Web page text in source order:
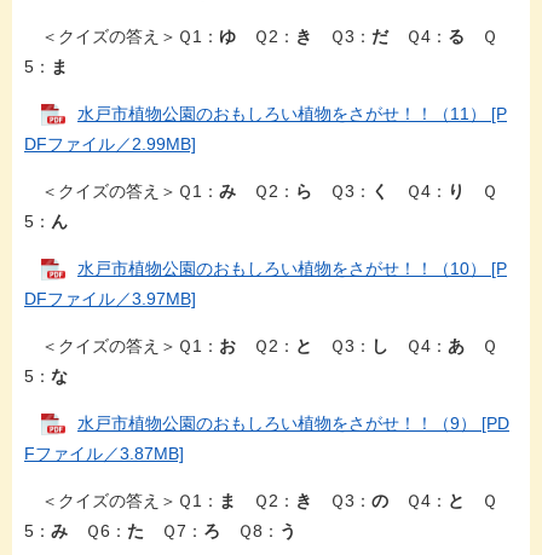
＜クイズの答え＞Ｑ1： ゆ Ｑ2： き Ｑ3： だＱ4： る Ｑ
5： ま
水戸市植物公園のおもしろい植物をさがせ！！（11） [P
DFファイル／2.99MB]
＜クイズの答え＞Ｑ1： み Ｑ2： ら Ｑ3： く Ｑ4： り
Ｑ
5： ん
水戸市植物公園のおもしろい植物をさがせ！！（10） [P
DFファイル／3.97MB]
＜クイズの答え＞Ｑ1： お Ｑ2： と Ｑ3： し Ｑ4： あ Ｑ
5： な
水戸市植物公園のおもしろい植物をさがせ！！（9） [PD
Fファイル／3.87MB]
＜クイズの答え＞Ｑ1： ま Ｑ2： き Ｑ3： の Ｑ4： と
Ｑ
5： み Ｑ6： た Ｑ7： ろ Ｑ8： う